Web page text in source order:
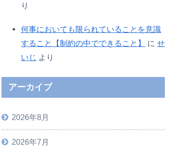
り
何事においても限られていることを意識
すること【制約の中でできること】
に せ
いじ より
アーカイブ
2026年8月
2026年7月